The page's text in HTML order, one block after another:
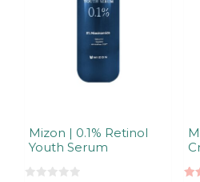
Mizon | 0.1% Retinol
Youth Serum